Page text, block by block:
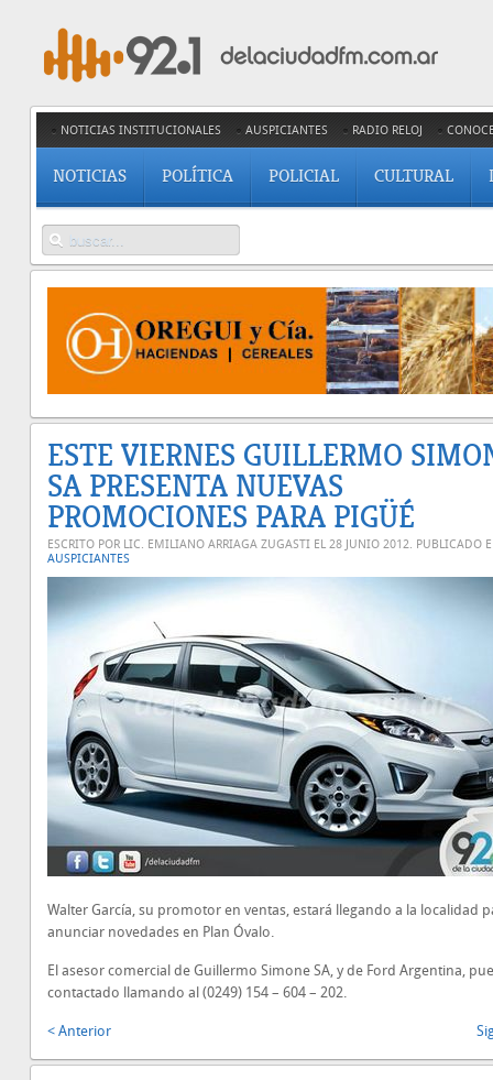
NOTICIAS INSTITUCIONALES AUSPICIANTES RADIO RELOJ
NOTICIAS POLÍTICA POLICIAL CULTURAL
ESTE VIERNES GUILLERMO
SA PRESENTA NUEVAS
PROMOCIONES PARA PIGÜÉ
ESCRITO POR LIC. EMILIANO ARRIAGA ZUGASTI EL 28 JUNIO 2012. PUBLICADO
AUSPICIANTES
Walter García, su promotor en ventas, estará llegando a la localidad
anunciar novedades en Plan Óvalo.
El asesor comercial de Guillermo Simone SA, y de Ford Argentina,
contactado llamando al (0249) 154 – 604 – 202.
< Anterior